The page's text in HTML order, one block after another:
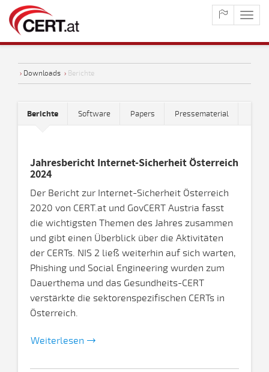
› Downloads › Berichte
Berichte Software Papers Pressematerial
Jahresbericht Internet-Sicherheit Österreich
2024
Der Bericht zur Internet-Sicherheit Österreich
2020 von CERT.at und GovCERT Austria fasst
die wichtigsten Themen des Jahres zusammen
und gibt einen Überblick über die Aktivitäten
der CERTs. NIS 2 ließ weiterhin auf sich warten,
Phishing und Social Engineering wurden zum
Dauerthema und das Gesundheits-CERT
verstärkte die sektorenspezifischen CERTs in
Österreich.
Weiterlesen